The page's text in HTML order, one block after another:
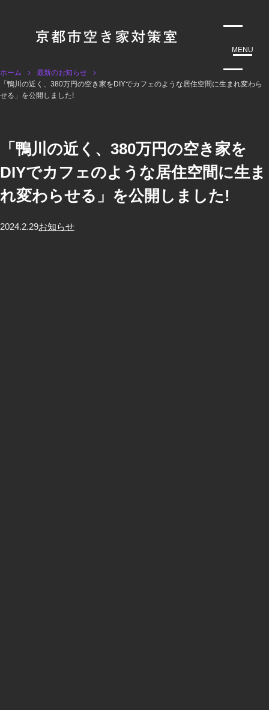
MENU
ホーム
最新のお知らせ
「鴨川の近く、380万円の空き家をDIYでカフェのような居住空間に生まれ変わら
せる」を公開しました!
「鴨川の近く、380万円の空き家を
DIYでカフェのような居住空間に生ま
れ変わらせる」を公開しました!
2024.2.29お知らせ